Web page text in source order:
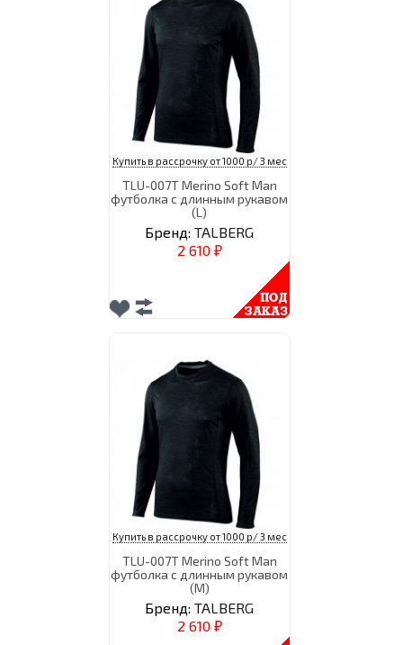
Купить в рассрочку от 1000 р/ 3 мес
TLU-007T Merino Soft Man
футболка с длинным рукавом
(L)
Бренд: TALBERG
2 610 ₽
Купить в рассрочку от 1000 р/ 3 мес
TLU-007T Merino Soft Man
футболка с длинным рукавом
(M)
Бренд: TALBERG
2 610 ₽